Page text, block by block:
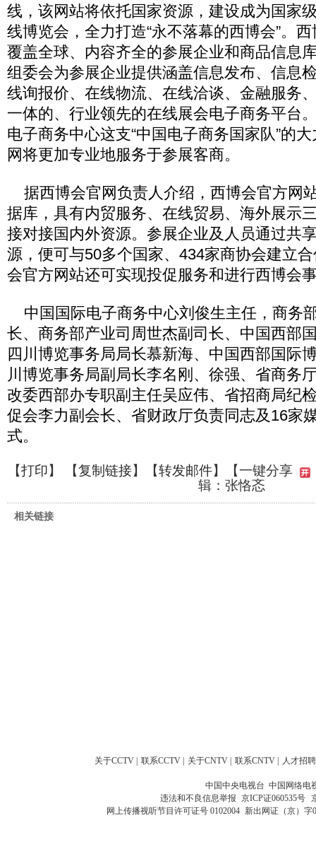
线，该网站将依托国家资源，建设成为国家
线博览会，全力打造“永不落幕的西博会”。
覆盖全球、内容齐全的参展企业和商品信息
组委会为参展企业提供涵盖信息发布、信息
线询报价、在线物流、在线洽谈、金融服务
一体的、行业领先的在线展会电子商务平台
电子商务中心这支“中国电子商务国家队”的
网将更加专业地服务于参展客商。
据西博会官网负责人介绍，西博会官方网
据库，具有内贸服务、在线贸易、海外展示
接对接国内外资源。参展企业及人员通过共
源，便可与50多个国家、434家商协会建立
会官方网站还可实现投促服务和进行西博会
中国国际电子商务中心刘俊生主任，商务
长、商务部产业司周世杰副司长、中国西部
四川博览事务局局长慕新海、中国西部国际
川博览事务局副局长李名刚、徐强、省商务
改委西部办专职副主任吴应伟、省招商局纪
促会李力副会长、省财政厅负责同志及16家
式。
【打印】 【复制链接】【转发邮件】
【一键分享
辑：张恪忞
相关链接
关于CCTV | 联系CCTV | 关于CNTV | 联系CNTV | 人才招聘
中国中央电视台 中国网络电
违法和不良信息举报 京ICP证060535号
网上传播视听节目许可证号 0102004 新出网证（京）